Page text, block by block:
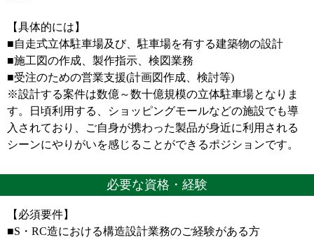
【具体的には】
■自走式立体駐車場及び、駐車場を有する建築物の設計
■施工図の作成、製作指示、検図業務
■受注のための営業支援(計画図作成、検討等)
※設計する案件は数億～数十億規模の立体駐車場となりま
す。日頃利用する、ショッピングモールなどの施設でも導
入されており、ご自身が携わった製品が身近に利用される
シーンにやりがいを感じることができるポジションです。
必要な資格・経験
【必須要件】
■S・RC造における構造設計業務のご経験がある方